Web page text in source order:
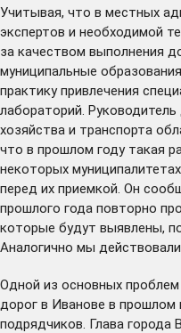
Учитывая, что в местных
экспертов и необходимой
за качеством выполнения
муниципальные
практику привлечения
лабораторий.
хозяйства и транспорта
что в прошлом году такая
некоторых
перед их приемкой. Он
прошлого года повторно
которые будут выявлены,
Аналогично мы
Одной из основных
дорог в Иванове в прошлом
подрядчиков. Глава